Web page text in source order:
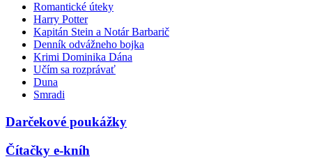
Romantické úteky
Harry Potter
Kapitán Stein a Notár Barbarič
Denník odvážneho bojka
Krimi Dominika Dána
Učím sa rozprávať
Duna
Smradi
Darčekové poukážky
Čítačky e-kníh